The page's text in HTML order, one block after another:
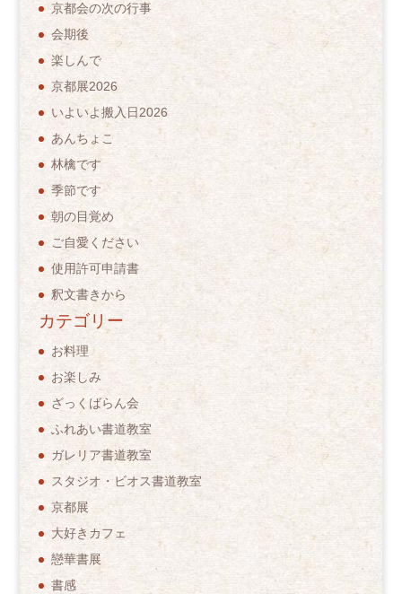
京都会の次の行事
会期後
楽しんで
京都展2026
いよいよ搬入日2026
あんちょこ
林檎です
季節です
朝の目覚め
ご自愛ください
使用許可申請書
釈文書きから
カテゴリー
お料理
お楽しみ
ざっくばらん会
ふれあい書道教室
ガレリア書道教室
スタジオ・ビオス書道教室
京都展
大好きカフェ
戀華書展
書感